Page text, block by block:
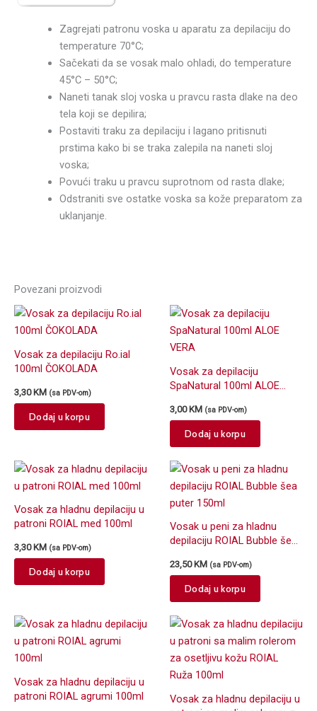
Zagrejati patronu voska u aparatu za depilaciju do
temperature 70°C;
Sačekati da se vosak malo ohladi, do temperature
45°C – 50°C;
Naneti tanak sloj voska u pravcu rasta dlake na deo
tela koji se depilira;
Postaviti traku za depilaciju i lagano pritisnuti
prstima kako bi se traka zalepila na naneti sloj
voska;
Povući traku u pravcu suprotnom od rasta dlake;
Odstraniti sve ostatke voska sa kože preparatom za
uklanjanje.
Povezani proizvodi
Vosak za depilaciju Ro.ial
100ml ČOKOLADA
3,30 KM (sa PDV-om)
Dodaj u korpu
Vosak za depilaciju
SpaNatural 100ml ALOE
3,00 KM (sa PDV-om)
Dodaj u korpu
Vosak za hladnu depilaciju u
patroni ROIAL med 100ml
3,30 KM (sa PDV-om)
Dodaj u korpu
Vosak u peni za hladnu
depilaciju ROIAL Bubble šea
23,50 KM (sa PDV-om)
Dodaj u korpu
Vosak za hladnu depilaciju u
patroni ROIAL agrumi 100ml
Vosak za hladnu depilaciju u